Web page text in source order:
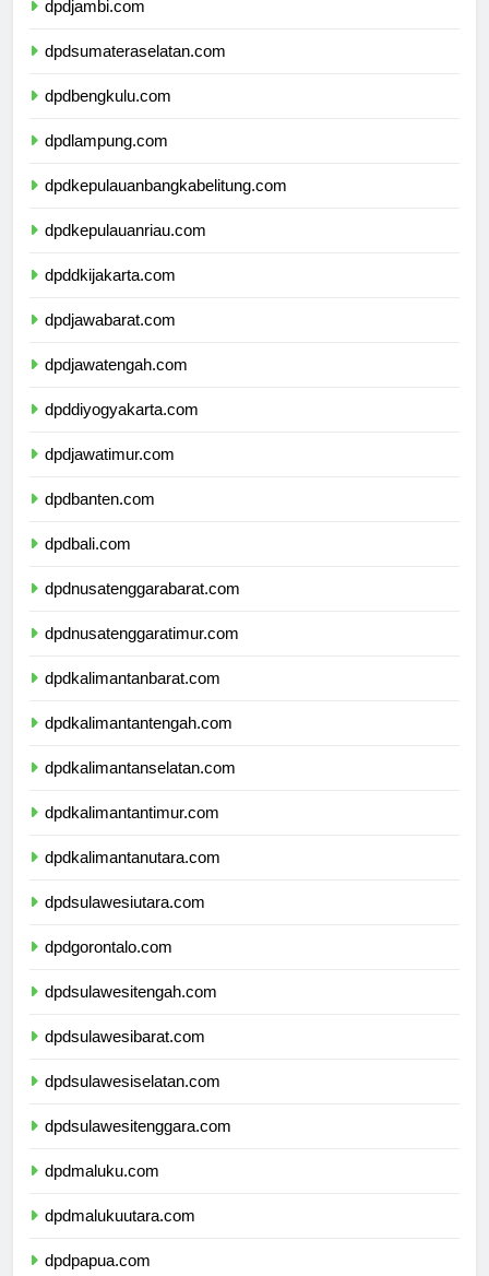
dpdjambi.com
dpdsumateraselatan.com
dpdbengkulu.com
dpdlampung.com
dpdkepulauanbangkabelitung.com
dpdkepulauanriau.com
dpddkijakarta.com
dpdjawabarat.com
dpdjawatengah.com
dpddiyogyakarta.com
dpdjawatimur.com
dpdbanten.com
dpdbali.com
dpdnusatenggarabarat.com
dpdnusatenggaratimur.com
dpdkalimantanbarat.com
dpdkalimantantengah.com
dpdkalimantanselatan.com
dpdkalimantantimur.com
dpdkalimantanutara.com
dpdsulawesiutara.com
dpdgorontalo.com
dpdsulawesitengah.com
dpdsulawesibarat.com
dpdsulawesiselatan.com
dpdsulawesitenggara.com
dpdmaluku.com
dpdmalukuutara.com
dpdpapua.com